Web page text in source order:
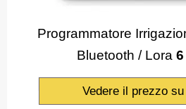
Programmatore
Bluetooth / Lora
Vedere il prezzo su